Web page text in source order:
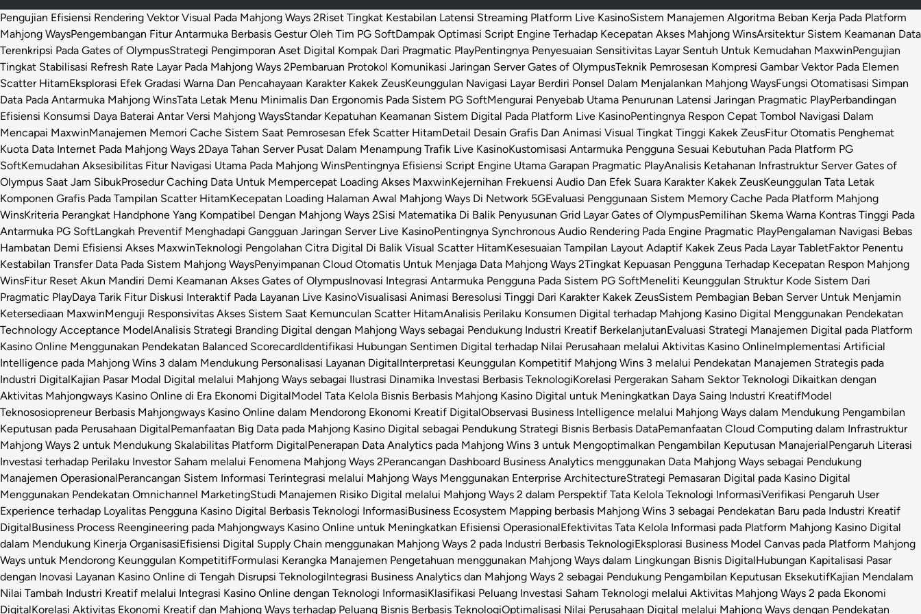
Pengujian Efisiensi Rendering Vektor Visual Pada Mahjong Ways 2Riset Tingkat Kestabilan Latensi Streaming Platform Live KasinoSistem Manajemen Algoritma Beban Kerja Pada Platform
Mahjong WaysPengembangan Fitur Antarmuka Berbasis Gestur Oleh Tim PG SoftDampak Optimasi Script Engine Terhadap Kecepatan Akses Mahjong WinsArsitektur Sistem Keamanan Data
Terenkripsi Pada Gates of OlympusStrategi Pengimporan Aset Digital Kompak Dari Pragmatic PlayPentingnya Penyesuaian Sensitivitas Layar Sentuh Untuk Kemudahan MaxwinPengujian
Tingkat Stabilisasi Refresh Rate Layar Pada Mahjong Ways 2Pembaruan Protokol Komunikasi Jaringan Server Gates of OlympusTeknik Pemrosesan Kompresi Gambar Vektor Pada Elemen
Scatter HitamEksplorasi Efek Gradasi Warna Dan Pencahayaan Karakter Kakek ZeusKeunggulan Navigasi Layar Berdiri Ponsel Dalam Menjalankan Mahjong WaysFungsi Otomatisasi Simpan
Data Pada Antarmuka Mahjong WinsTata Letak Menu Minimalis Dan Ergonomis Pada Sistem PG SoftMengurai Penyebab Utama Penurunan Latensi Jaringan Pragmatic PlayPerbandingan
Efisiensi Konsumsi Daya Baterai Antar Versi Mahjong WaysStandar Kepatuhan Keamanan Sistem Digital Pada Platform Live KasinoPentingnya Respon Cepat Tombol Navigasi Dalam
Mencapai MaxwinManajemen Memori Cache Sistem Saat Pemrosesan Efek Scatter HitamDetail Desain Grafis Dan Animasi Visual Tingkat Tinggi Kakek ZeusFitur Otomatis Penghemat
Kuota Data Internet Pada Mahjong Ways 2Daya Tahan Server Pusat Dalam Menampung Trafik Live KasinoKustomisasi Antarmuka Pengguna Sesuai Kebutuhan Pada Platform PG
SoftKemudahan Aksesibilitas Fitur Navigasi Utama Pada Mahjong WinsPentingnya Efisiensi Script Engine Utama Garapan Pragmatic PlayAnalisis Ketahanan Infrastruktur Server Gates of
Olympus Saat Jam SibukProsedur Caching Data Untuk Mempercepat Loading Akses MaxwinKejernihan Frekuensi Audio Dan Efek Suara Karakter Kakek ZeusKeunggulan Tata Letak
Komponen Grafis Pada Tampilan Scatter HitamKecepatan Loading Halaman Awal Mahjong Ways Di Network 5GEvaluasi Penggunaan Sistem Memory Cache Pada Platform Mahjong
WinsKriteria Perangkat Handphone Yang Kompatibel Dengan Mahjong Ways 2Sisi Matematika Di Balik Penyusunan Grid Layar Gates of OlympusPemilihan Skema Warna Kontras Tinggi Pada
Antarmuka PG SoftLangkah Preventif Menghadapi Gangguan Jaringan Server Live KasinoPentingnya Synchronous Audio Rendering Pada Engine Pragmatic PlayPengalaman Navigasi Bebas
Hambatan Demi Efisiensi Akses MaxwinTeknologi Pengolahan Citra Digital Di Balik Visual Scatter HitamKesesuaian Tampilan Layout Adaptif Kakek Zeus Pada Layar TabletFaktor Penentu
Kestabilan Transfer Data Pada Sistem Mahjong WaysPenyimpanan Cloud Otomatis Untuk Menjaga Data Mahjong Ways 2Tingkat Kepuasan Pengguna Terhadap Kecepatan Respon Mahjong
WinsFitur Reset Akun Mandiri Demi Keamanan Akses Gates of OlympusInovasi Integrasi Antarmuka Pengguna Pada Sistem PG SoftMeneliti Keunggulan Struktur Kode Sistem Dari
Pragmatic PlayDaya Tarik Fitur Diskusi Interaktif Pada Layanan Live KasinoVisualisasi Animasi Beresolusi Tinggi Dari Karakter Kakek ZeusSistem Pembagian Beban Server Untuk Menjamin
Ketersediaan MaxwinMenguji Responsivitas Akses Sistem Saat Kemunculan Scatter HitamAnalisis Perilaku Konsumen Digital terhadap Mahjong Kasino Digital Menggunakan Pendekatan
Technology Acceptance ModelAnalisis Strategi Branding Digital dengan Mahjong Ways sebagai Pendukung Industri Kreatif BerkelanjutanEvaluasi Strategi Manajemen Digital pada Platform
Kasino Online Menggunakan Pendekatan Balanced ScorecardIdentifikasi Hubungan Sentimen Digital terhadap Nilai Perusahaan melalui Aktivitas Kasino OnlineImplementasi Artificial
Intelligence pada Mahjong Wins 3 dalam Mendukung Personalisasi Layanan DigitalInterpretasi Keunggulan Kompetitif Mahjong Wins 3 melalui Pendekatan Manajemen Strategis pada
Industri DigitalKajian Pasar Modal Digital melalui Mahjong Ways sebagai Ilustrasi Dinamika Investasi Berbasis TeknologiKorelasi Pergerakan Saham Sektor Teknologi Dikaitkan dengan
Aktivitas Mahjongways Kasino Online di Era Ekonomi DigitalModel Tata Kelola Bisnis Berbasis Mahjong Kasino Digital untuk Meningkatkan Daya Saing Industri KreatifModel
Teknososiopreneur Berbasis Mahjongways Kasino Online dalam Mendorong Ekonomi Kreatif DigitalObservasi Business Intelligence melalui Mahjong Ways dalam Mendukung Pengambilan
Keputusan pada Perusahaan DigitalPemanfaatan Big Data pada Mahjong Kasino Digital sebagai Pendukung Strategi Bisnis Berbasis DataPemanfaatan Cloud Computing dalam Infrastruktur
Mahjong Ways 2 untuk Mendukung Skalabilitas Platform DigitalPenerapan Data Analytics pada Mahjong Wins 3 untuk Mengoptimalkan Pengambilan Keputusan ManajerialPengaruh Literasi
Investasi terhadap Perilaku Investor Saham melalui Fenomena Mahjong Ways 2Perancangan Dashboard Business Analytics menggunakan Data Mahjong Ways sebagai Pendukung
Manajemen OperasionalPerancangan Sistem Informasi Terintegrasi melalui Mahjong Ways Menggunakan Enterprise ArchitectureStrategi Pemasaran Digital pada Kasino Digital
Menggunakan Pendekatan Omnichannel MarketingStudi Manajemen Risiko Digital melalui Mahjong Ways 2 dalam Perspektif Tata Kelola Teknologi InformasiVerifikasi Pengaruh User
Experience terhadap Loyalitas Pengguna Kasino Digital Berbasis Teknologi InformasiBusiness Ecosystem Mapping berbasis Mahjong Wins 3 sebagai Pendekatan Baru pada Industri Kreatif
DigitalBusiness Process Reengineering pada Mahjongways Kasino Online untuk Meningkatkan Efisiensi OperasionalEfektivitas Tata Kelola Informasi pada Platform Mahjong Kasino Digital
dalam Mendukung Kinerja OrganisasiEfisiensi Digital Supply Chain menggunakan Mahjong Ways 2 pada Industri Berbasis TeknologiEksplorasi Business Model Canvas pada Platform Mahjong
Ways untuk Mendorong Keunggulan KompetitifFormulasi Kerangka Manajemen Pengetahuan menggunakan Mahjong Ways dalam Lingkungan Bisnis DigitalHubungan Kapitalisasi Pasar
dengan Inovasi Layanan Kasino Online di Tengah Disrupsi TeknologiIntegrasi Business Analytics dan Mahjong Ways 2 sebagai Pendukung Pengambilan Keputusan EksekutifKajian Mendalam
Nilai Tambah Industri Kreatif melalui Integrasi Kasino Online dengan Teknologi InformasiKlasifikasi Peluang Investasi Saham Teknologi melalui Aktivitas Mahjong Ways 2 pada Ekonomi
DigitalKorelasi Aktivitas Ekonomi Kreatif dan Mahjong Ways terhadap Peluang Bisnis Berbasis TeknologiOptimalisasi Nilai Perusahaan Digital melalui Mahjong Ways dengan Pendekatan